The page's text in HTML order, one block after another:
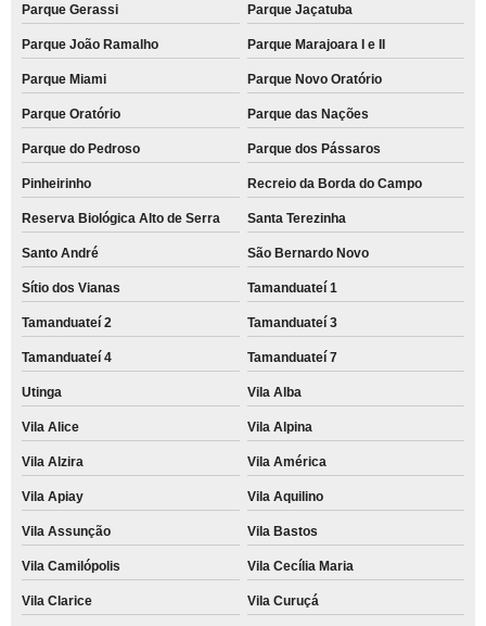
Parque Gerassi Parque Jaçatuba
Parque João Ramalho Parque Marajoara I e II
Parque Miami Parque Novo Oratório
Parque Oratório Parque das Nações
Parque do Pedroso Parque dos Pássaros
Pinheirinho Recreio da Borda do Campo
Reserva Biológica Alto de Serra Santa Terezinha
Santo André São Bernardo Novo
Sítio dos Vianas Tamanduateí 1
Tamanduateí 2 Tamanduateí 3
Tamanduateí 4 Tamanduateí 7
Utinga Vila Alba
Vila Alice Vila Alpina
Vila Alzira Vila América
Vila Apiay Vila Aquilino
Vila Assunção Vila Bastos
Vila Camilópolis Vila Cecília Maria
Vila Clarice Vila Curuçá